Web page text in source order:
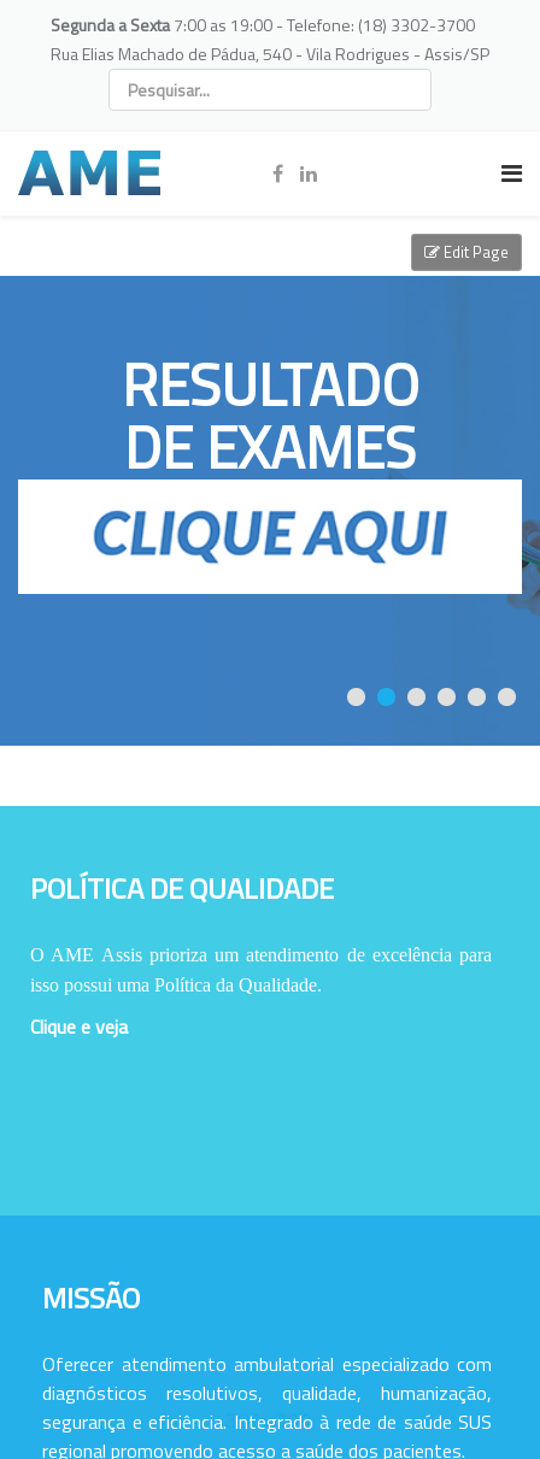
Segunda a Sexta7:00 as 19:00 - Telefone: (18) 3302-3700
Rua Elias Machado de Pádua, 540 - Vila Rodrigues - Assis/SP
RESULTADO
DE EXAMES
POLÍTICA DE QUALIDADE
O AME Assis prioriza um atendimento de excelência para
isso possui uma Política da Qualidade.
Clique e veja
MISSÃO
Oferecer atendimento ambulatorial especializado com
diagnósticos resolutivos, qualidade, humanização,
segurança e eficiência. Integrado à rede de saúde SUS
regional promovendo acesso a saúde dos pacientes.
Edit Page